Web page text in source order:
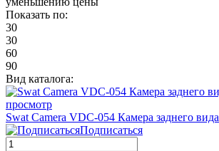
Показать по:
30
30
60
90
Вид каталога:
просмотр
Swat Camera VDC-054 Камера заднего вида
Подписаться